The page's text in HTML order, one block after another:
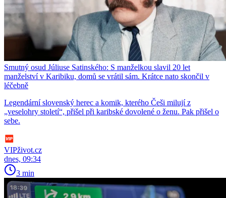
Smutný osud Júliuse Satinského: S manželkou slavil 20 let
manželství v Karibiku, domů se vrátil sám. Krátce nato skončil v
léčebně
Legendární slovenský herec a komik, kterého Češi milují z
„veselohry století“, přišel při karibské dovolené o ženu. Pak přišel o
sebe.
VIPživot.cz
dnes, 09:34
3 min